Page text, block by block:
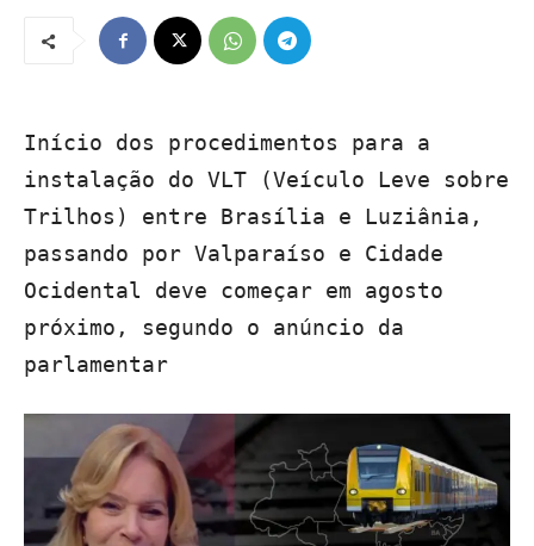
Início dos procedimentos para a
instalação do VLT (Veículo Leve sobre
Trilhos) entre Brasília e Luziânia,
passando por Valparaíso e Cidade
Ocidental deve começar em agosto
próximo, segundo o anúncio da
parlamentar